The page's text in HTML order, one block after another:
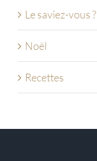
Le saviez-vous ?
Noël
Recettes